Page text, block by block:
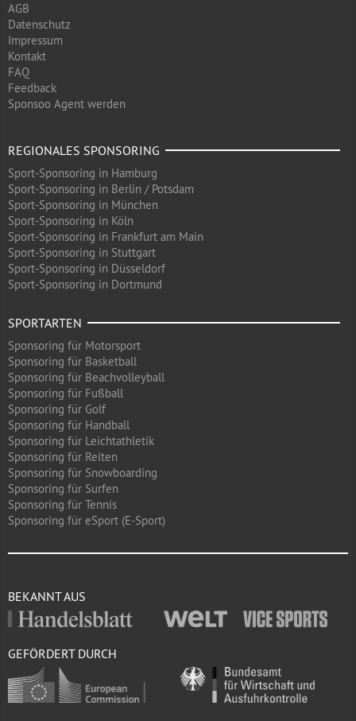
AGB
Datenschutz
Impressum
Kontakt
FAQ
Feedback
Sponsoo Agent werden
REGIONALES SPONSORING
Sport-Sponsoring in Hamburg
Sport-Sponsoring in Berlin / Potsdam
Sport-Sponsoring in München
Sport-Sponsoring in Köln
Sport-Sponsoring in Frankfurt am Main
Sport-Sponsoring in Stuttgart
Sport-Sponsoring in Düsseldorf
Sport-Sponsoring in Dortmund
SPORTARTEN
Sponsoring für Motorsport
Sponsoring für Basketball
Sponsoring für Beachvolleyball
Sponsoring für Fußball
Sponsoring für Golf
Sponsoring für Handball
Sponsoring für Leichtathletik
Sponsoring für Reiten
Sponsoring für Snowboarding
Sponsoring für Surfen
Sponsoring für Tennis
Sponsoring für eSport (E-Sport)
BEKANNT AUS
GEFÖRDERT DURCH